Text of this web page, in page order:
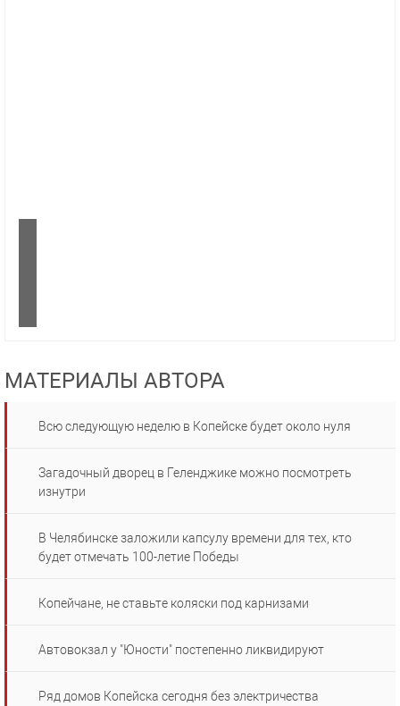
МАТЕРИАЛЫ АВТОРА
Всю следующую неделю в Копейске будет около нуля
Загадочный дворец в Геленджике можно посмотреть
изнутри
В Челябинске заложили капсулу времени для тех, кто
будет отмечать 100-летие Победы
Копейчане, не ставьте коляски под карнизами
Автовокзал у "Юности" постепенно ликвидируют
Ряд домов Копейска сегодня без электричества